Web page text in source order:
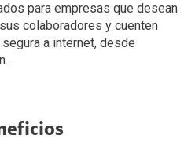
para empresas que desean
colaboradores y cuenten
a internet, desde